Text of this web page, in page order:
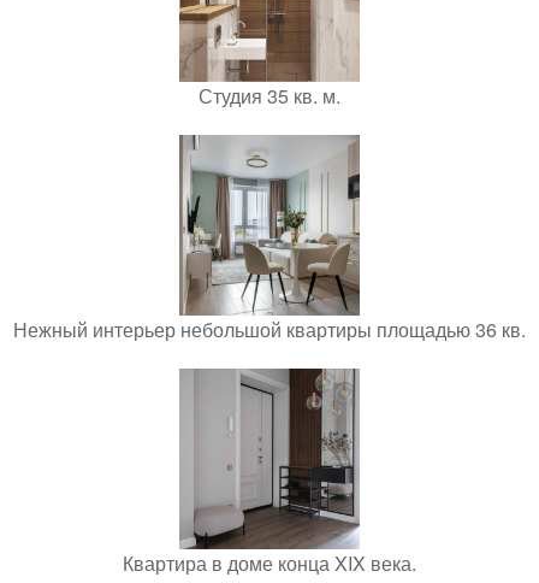
Студия 35 кв. м.
Нежный интерьер небольшой квартиры площадью 36 кв.
Квартира в доме конца XIX века.